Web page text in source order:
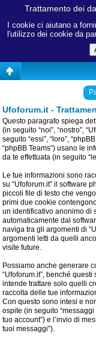
I cookie ci aiutano a
l'utilizzo dei cookie da
Trattamento dei
Ufoforum.it -
Questo paragrafo spiega
(in seguito “noi”, “nostro”,
seguito “essi”, “loro”,
“phpBB Teams”) usano le
da te effettuata (in seguito
Le tue informazioni sono
su “Ufoforum.it” il software
piccoli file di testo che
primi due cookie
un identificativo anonimo di
automaticamente dal
naviga tra gli argomenti di
argomenti letti da quelli
visite future.
Possiamo anche generare
“Ufoforum.it”, benché
intende trattare solo quelli
raccolta delle tue
Con questo sono intesi e
ospite (in seguito “messaggi
tuo account”) e l’invio di
tuoi messaggi”).